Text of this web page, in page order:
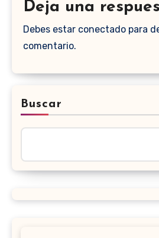
Deja una
Debes estar conectado para
comentario.
Buscar